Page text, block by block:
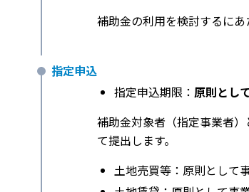
補助金の利用を検討するに
指定申込
指定申込期限： 原則とし
補助金対象者（指定事業者
て提出します。
土地売買等：原則として